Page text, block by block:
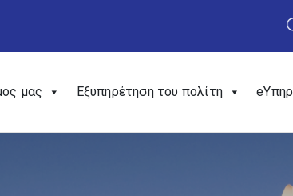
μας Εξυπηρέτηση του πολίτη